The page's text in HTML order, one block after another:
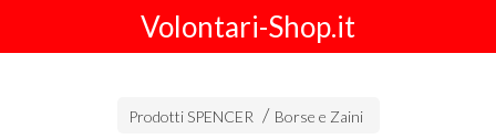
Volontari-Shop.it
Prodotti SPENCER Borse e Zaini